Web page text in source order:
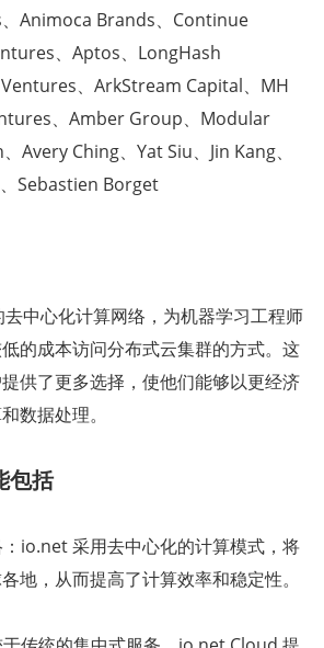
Animoca Brands、Continue
、Aptos、LongHash
、ArkStream Capital、MH
、Amber Group、Modular
Avery Ching、Yat Siu、Jin Kang、
Sebastien Borget
中心化计算网络，为机器学习工程师
的成本访问分布式云集群的方式。这
供了更多选择，使他们能够以更经济
数据处理。
包括
io.net 采用去中心化的计算模式，将
地，从而提高了计算效率和稳定性。